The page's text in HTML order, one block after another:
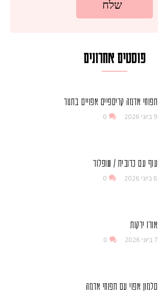
פוסטים אחרונים
תפוחי אדמה קריספיים אפויים בתנור
9 ביוני 2026 0
עוף עם כרובית / שופלור
8 ביוני 2026 0
אורז ירקות
7 ביוני 2026 0
סלמון אפוי עם תפוחי אדמה